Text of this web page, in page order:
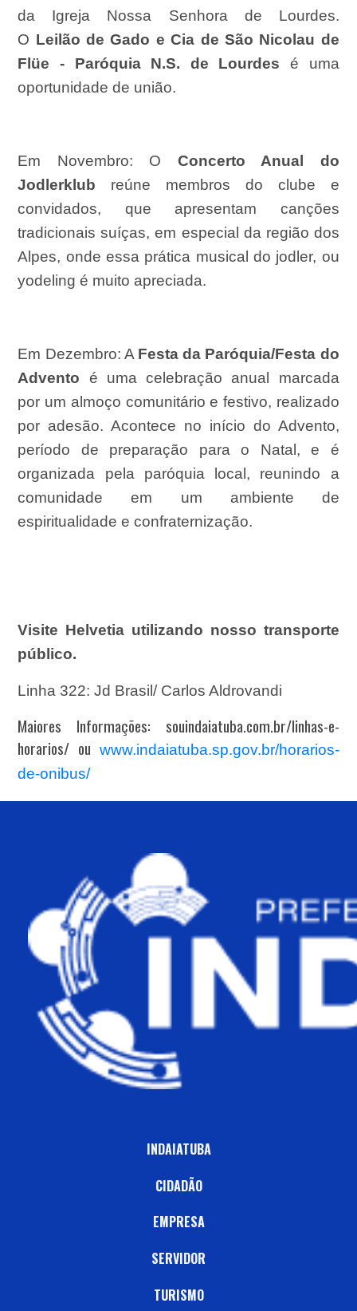
da Igreja Nossa Senhora de Lourdes.
O Leilão de Gado e Cia de São Nicolau de
Flüe - Paróquia N.S. de Lourdes
é uma
oportunidade de união.
Em Novembro: O Concerto Anual do
Jodlerklub reúne membros do clube e
convidados, que apresentam canções
tradicionais suíças, em especial da região dos
Alpes, onde essa prática musical do jodler, ou
yodeling é muito apreciada.
Em Dezembro: A Festa da Paróquia/Festa do
Advento
é uma celebração anual marcada
por um almoço comunitário e festivo, realizado
por adesão.Acontece no início do Advento,
período de preparação para o Natal, e é
organizada pela paróquia local, reunindo a
comunidade em um ambiente de
espiritualidade e confraternização.
Visite Helvetia utilizando nosso transporte
público.
Linha 322: Jd Brasil/ Carlos Aldrovandi
Maiores Informações: souindaiatuba.com.br/linhas-e-
horarios/ ou www.indaiatuba.sp.gov.br/horarios-
de-onibus/
INDAIATUBA
CIDADÃO
EMPRESA
SERVIDOR
TURISMO